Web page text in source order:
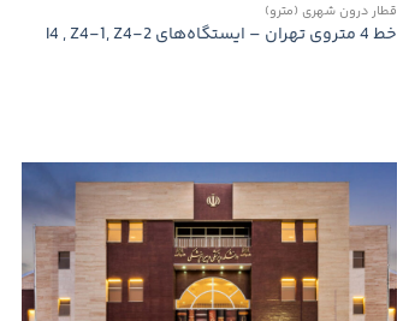
قطار درون شهری (مترو)
خط 4 متروی تهران – ایستگاه‌های I4 , Z4-1, Z4-2